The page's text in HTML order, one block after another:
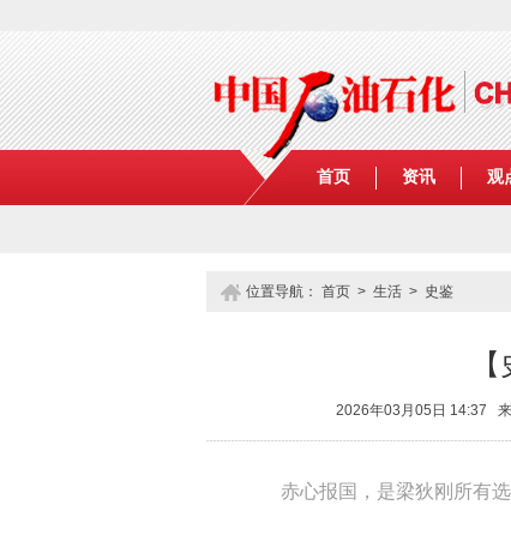
首页 资讯 观
位置导航： 首页 > 生活 > 史鉴
2026年03月05日 14:37
赤心报国，是梁狄刚所有